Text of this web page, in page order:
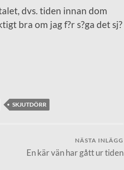
dvs. tiden innan dom
bra om jag f?r s?ga det sj?
SKJUTDÖRR
NÄSTA INLÄGG
En kär vän har gått ur tiden